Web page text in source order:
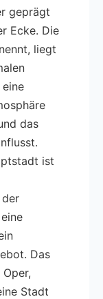
geprägt
Ecke. Die
liegt
das
ist
Das
Stadt